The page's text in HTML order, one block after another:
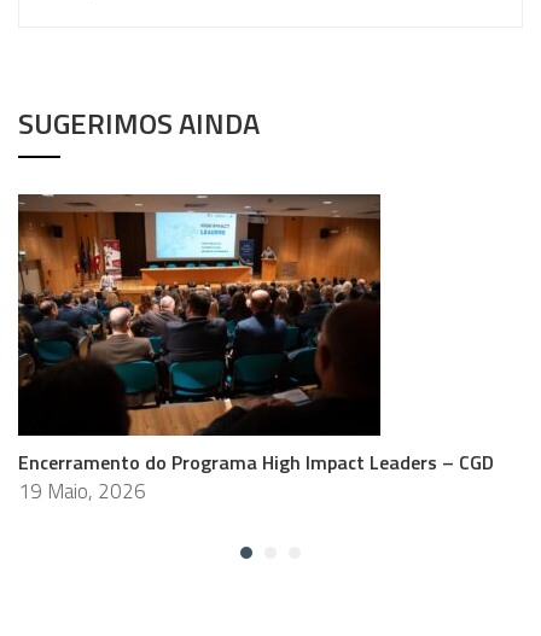
SUGERIMOS AINDA
Encerramento do Programa High Impact Leaders – CGD
19 Maio, 2026